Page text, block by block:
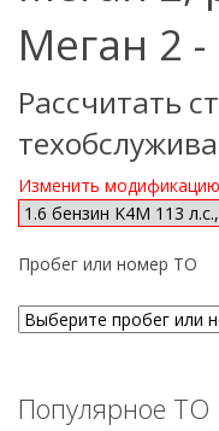
Меган 2
Рассчитать
Изменить модификацию
Пробег или номер ТО
Популярное ТО